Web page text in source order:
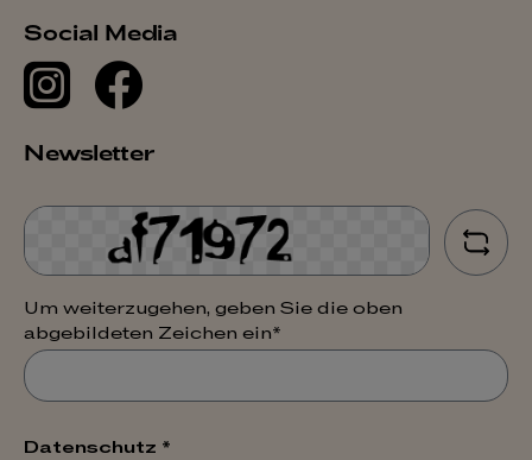
Social Media
Newsletter
Um weiterzugehen, geben Sie die oben
abgebildeten Zeichen ein*
Datenschutz *